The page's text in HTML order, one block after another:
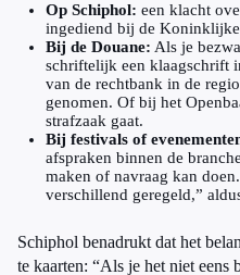
Op Schiphol: een klacht
ingediend bij de Koninklijke
Bij de Douane: Als je
schriftelijk een klaagschrift
van de rechtbank in de
genomen. Of bij het
strafzaak gaat.
Bij festivals of
afspraken binnen de
maken of navraag kan
verschillend geregeld,”
Schiphol benadrukt dat het
te kaarten: “Als je het niet eens